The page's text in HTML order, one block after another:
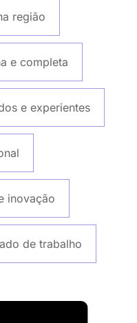
região
e completa
e experientes
inovação
de trabalho